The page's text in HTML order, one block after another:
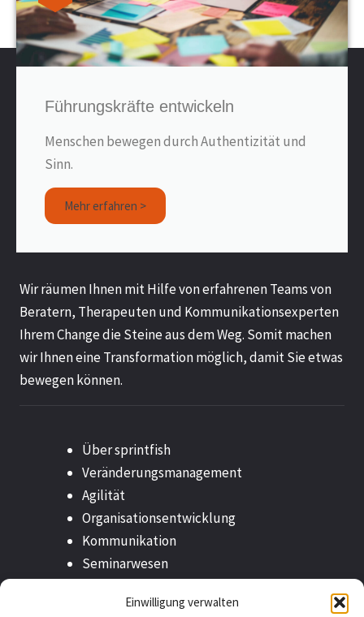
Einwilligung verwalten
Führungskräfte entwickeln
Menschen bewegen durch Authentizität und
Sinn.
Mehr erfahren >
sprintfish communication gmbh co. kg
91207 Lauf a. d. Pegnitz
Tel.: 0049(0) 9123 80 90 73-0
Wir räumen Ihnen mit Hilfe von erfahrenen Teams von
Beratern, Therapeuten und Kommunikationsexperten
Ihrem Change die Steine aus dem Weg. Somit machen
wir Ihnen eine Transformation möglich, damit Sie etwas
bewegen können.
Über sprintfish
Veränderungsmanagement
Agilität
Organisationsentwicklung
Kommunikation
Seminarwesen